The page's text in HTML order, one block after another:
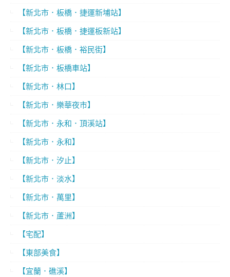
【新北市．板橋．捷運新埔站】
【新北市．板橋．捷運板新站】
【新北市．板橋．裕民街】
【新北市．板橋車站】
【新北市．林口】
【新北市．樂華夜市】
【新北市．永和．頂溪站】
【新北市．永和】
【新北市．汐止】
【新北市．淡水】
【新北市．萬里】
【新北市．蘆洲】
【宅配】
【東部美食】
【宜蘭．礁溪】